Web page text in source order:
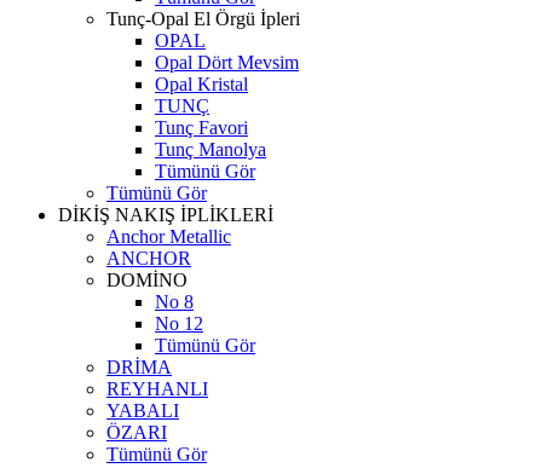
Tunç-Opal El Örgü İpleri
OPAL
Opal Dört Mevsim
Opal Kristal
TUNÇ
Tunç Favori
Tunç Manolya
Tümünü Gör
Tümünü Gör
DİKİŞ NAKIŞ İPLİKLERİ
Anchor Metallic
ANCHOR
DOMİNO
No 8
No 12
Tümünü Gör
DRİMA
REYHANLI
YABALI
ÖZARI
Tümünü Gör